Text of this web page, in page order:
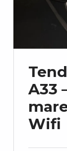
A33
Wifi